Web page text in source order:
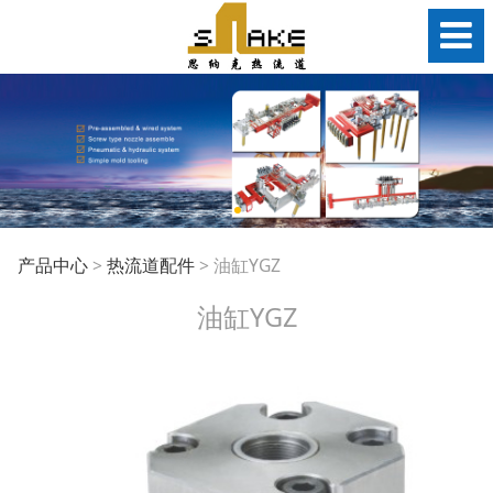
油缸YGZ
产品中心> 热流道配件> 油缸YGZ
油缸YGZ